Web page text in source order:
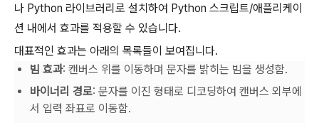
나 Python 라이브러리로 설치하여 Python 스크립트/애플리케이
션 내에서 효과를 적용할 수 있습니다.
대표적인 효과는 아래의 목록들이 보여집니다.
빔 효과: 캔버스 위를 이동하며 문자를 밝히는 빔을 생성함.
바이너리 경로: 문자를 이진 형태로 디코딩하여 캔버스 외부에
서 입력 좌표로 이동함.